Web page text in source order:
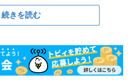
続きを読む